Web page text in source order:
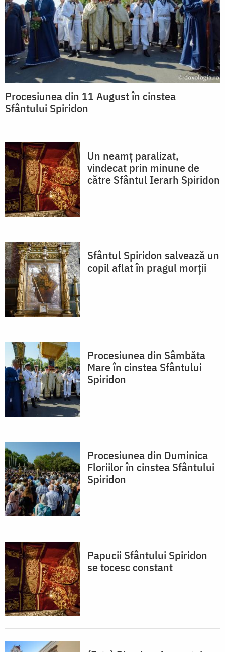
Procesiunea din 11 August în cinstea
Sfântului Spiridon
Un neamț paralizat,
vindecat prin minune de
către Sfântul Ierarh Spiridon
Sfântul Spiridon salvează un
copil aflat în pragul morții
Procesiunea din Sâmbăta
Mare în cinstea Sfântului
Spiridon
Procesiunea din Duminica
Floriilor în cinstea Sfântului
Spiridon
Papucii Sfântului Spiridon
se tocesc constant